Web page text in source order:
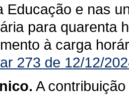
Educação e nas
para quarenta
à carga
273 de 12/12/
A